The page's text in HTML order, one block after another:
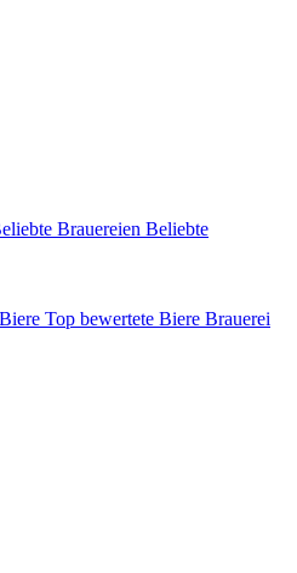
Brauereien Beliebte
Top bewertete Biere Brauerei